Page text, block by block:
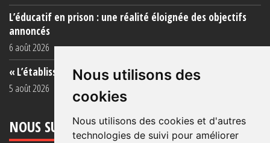
Nous utilisons des
cookies
Nous utilisons des cookies et d'autres
technologies de suivi pour améliorer
L’éducatif en prison : une réalité éloignée des objectifs
annoncés
6 août 2026
« L’établissement est une porcherie totale »
5 août 2026
NOUS SUIVRE